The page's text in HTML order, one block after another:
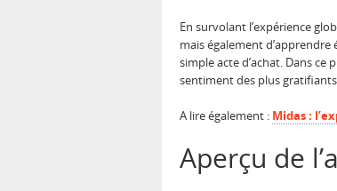
En survolant l’expérience
mais également
simple acte d’achat. Dans
sentiment des plus
A lire également : Midas :
Aperçu de